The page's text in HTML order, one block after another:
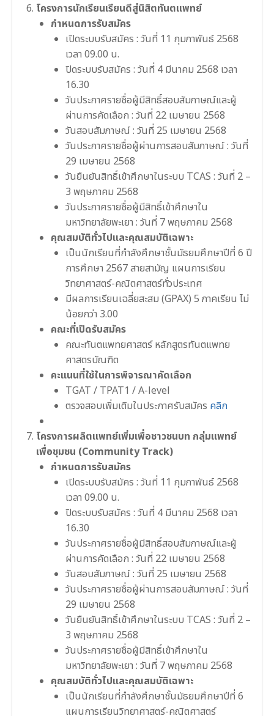
โครงการนักเรียนเรียนดีสู่นิสิตทันตแพทย์
กำหนดการรับสมัคร
เปิดระบบรับสมัคร : วันที่ 11 กุมภาพันธ์ 2568
เวลา 09.00 น.
ปิดระบบรับสมัคร : วันที่ 4 มีนาคม 2568 เวลา
16.30
วันประกาศรายชื่อผู้มีสิทธิ์สอบสัมภาษณ์และผู้
ผ่านการคัดเลือก : วันที่ 22 เมษายน 2568
วันสอบสัมภาษณ์ : วันที่ 25 เมษายน 2568
วันประกาศรายชื่อผู้ผ่านการสอบสัมภาษณ์ : วันที่
29 เมษายน 2568
วันยืนยันสิทธิ์เข้าศึกษาในระบบ TCAS : วันที่ 2 –
3 พฤษภาคม 2568
วันประกาศรายชื่อผู้มีสิทธิ์เข้าศึกษาใน
มหาวิทยาลัยพะเยา : วันที่ 7 พฤษภาคม 2568
คุณสมบัติทั่วไปและคุณสมบัติเฉพาะ
เป็นนักเรียนที่กําลังศึกษาชั้นมัธยมศึกษาปีที่ 6 ปี
การศึกษา 2567 สายสามัญ แผนการเรียน
วิทยาศาสตร์-คณิตศาสตร์ทั่วประเทศ
มีผลการเรียนเฉลี่ยสะสม (GPAX) 5 ภาคเรียน ไม่
น้อยกว่า 3.00
คณะที่เปิดรับสมัคร
คณะทันตแพทยศาสตร์ หลักสูตรทันตแพทย
ศาสตรบัณฑิต
คะแนนที่ใช้ในการพิจารณาคัดเลือก
TGAT / TPAT1 / A-level
ตรวจสอบเพิ่มเติมในประกาศรับสมัคร คลิก
โครงการผลิตแพทย์เพิ่มเพื่อชาวชนบท กลุ่มแพทย์
เพื่อชุมชน (Community Track)
กำหนดการรับสมัคร
เปิดระบบรับสมัคร : วันที่ 11 กุมภาพันธ์ 2568
เวลา 09.00 น.
ปิดระบบรับสมัคร : วันที่ 4 มีนาคม 2568 เวลา
16.30
วันประกาศรายชื่อผู้มีสิทธิ์สอบสัมภาษณ์และผู้
ผ่านการคัดเลือก : วันที่ 22 เมษายน 2568
วันสอบสัมภาษณ์ : วันที่ 25 เมษายน 2568
วันประกาศรายชื่อผู้ผ่านการสอบสัมภาษณ์ : วันที่
29 เมษายน 2568
วันยืนยันสิทธิ์เข้าศึกษาในระบบ TCAS : วันที่ 2 –
3 พฤษภาคม 2568
วันประกาศรายชื่อผู้มีสิทธิ์เข้าศึกษาใน
มหาวิทยาลัยพะเยา : วันที่ 7 พฤษภาคม 2568
คุณสมบัติทั่วไปและคุณสมบัติเฉพาะ
เป็นนักเรียนที่กําลังศึกษาชั้นมัธยมศึกษาปีที่ 6
แผนการเรียนวิทยาศาสตร์-คณิตศาสตร์